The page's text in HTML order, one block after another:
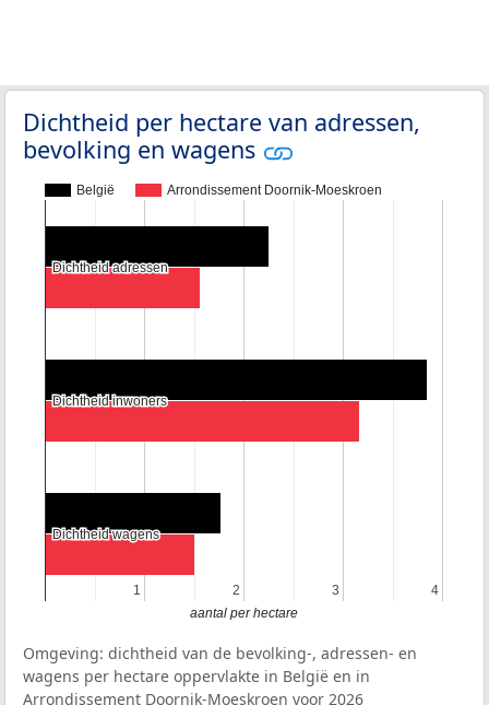
Dichtheid per hectare van adressen,
bevolking en wagens
België Arrondissement Doornik-Moeskroen
1
1 2
2 3
3 4
4
Dichtheid adressen
Dichtheid adressen
Dichtheid inwoners
Dichtheid inwoners
Dichtheid wagens
Dichtheid wagens
aantal per hectare
Omgeving: dichtheid van de bevolking-, adressen- en
wagens per hectare oppervlakte in België en in
Arrondissement Doornik-Moeskroen voor 2026